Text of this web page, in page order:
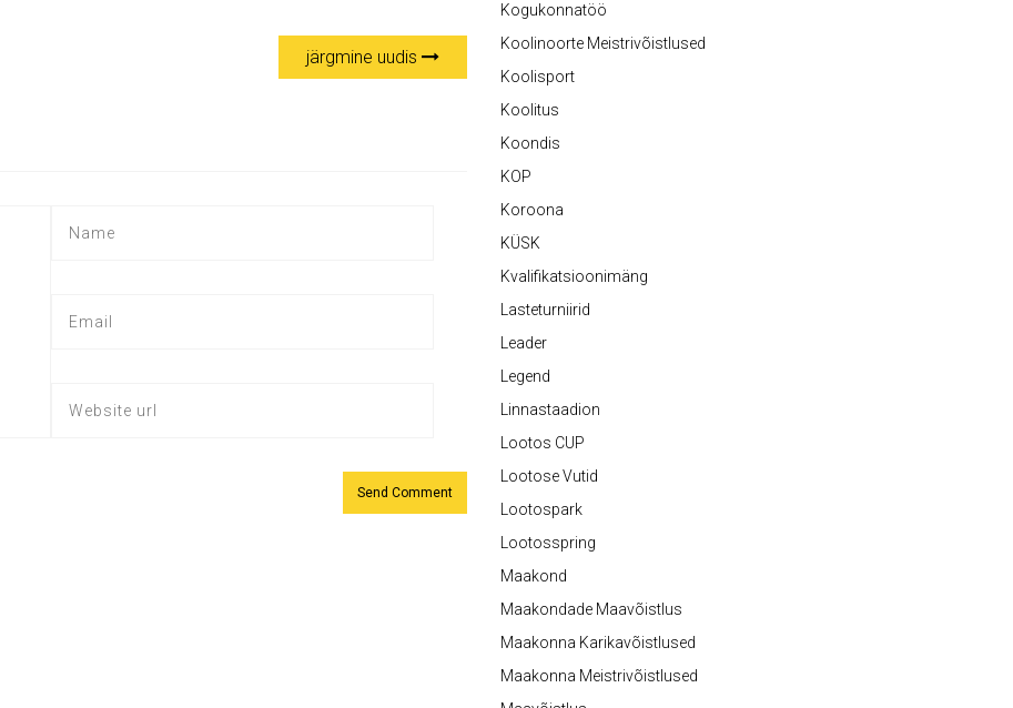
järgmine uudis
Kogukonnatöö
Koolinoorte Meistrivõistlused
Koolisport
Koolitus
Koondis
KOP
Koroona
KÜSK
Kvalifikatsioonimäng
Lasteturniirid
Leader
Legend
Linnastaadion
Lootos CUP
Lootose Vutid
Lootospark
Lootosspring
Maakond
Maakondade Maavõistlus
Maakonna Karikavõistlused
Maakonna Meistrivõistlused